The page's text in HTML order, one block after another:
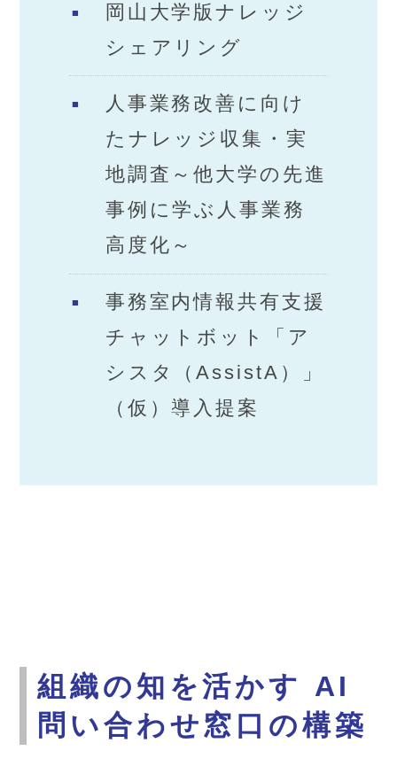
岡山大学版ナレッジ
シェアリング
人事業務改善に向け
たナレッジ収集・実
地調査～他大学の先進
事例に学ぶ人事業務
高度化～
事務室内情報共有支援
チャットボット「ア
シスタ（AssistA）」
（仮）導入提案
組織の知を活かす AI
問い合わせ窓口の構築